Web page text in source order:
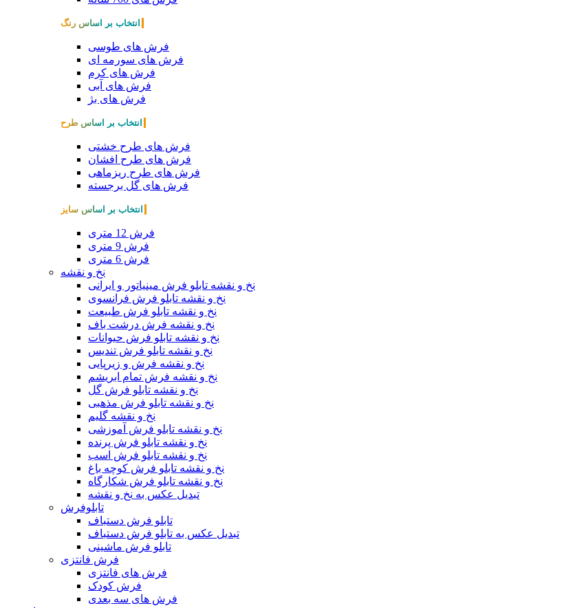
انتخاب بر اساس رنگ
فرش های طوسی
فرش های سورمه ای
فرش های کرم
فرش های آبی
فرش های بژ
انتخاب بر اساس طرح
فرش های طرح خشتی
فرش های طرح افشان
فرش های طرح ریزماهی
فرش های گل برجسته
انتخاب بر اساس سایز
فرش 12 متری
فرش 9 متری
فرش 6 متری
نخ و نقشه
نخ و نقشه تابلو فرش مینیاتور و ایرانی
نخ و نقشه تابلو فرش فرانسوی
نخ و نقشه تابلو فرش طبیعت
نخ و نقشه فرش درشت باف
نخ و نقشه تابلو فرش حیوانات
نخ و نقشه تابلو فرش تندیس
نخ و نقشه فرش و زیرپایی
نخ و نقشه فرش تمام ابریشم
نخ و نقشه تابلو فرش گل
نخ و نقشه تابلو فرش مذهبی
نخ و نقشه گلیم
نخ و نقشه تابلو فرش آموزشی
نخ و نقشه تابلو فرش پرنده
نخ و نقشه تابلو فرش اسب
نخ و نقشه تابلو فرش کوچه باغ
نخ و نقشه تابلو فرش شکارگاه
تبدیل عکس به نخ و نقشه
تابلوفرش
تابلو فرش دستباف
تبدیل عکس به تابلو فرش دستباف
تابلو فرش ماشینی
فرش فانتزی
فرش های فانتزی
فرش کودک
فرش های سه بعدی